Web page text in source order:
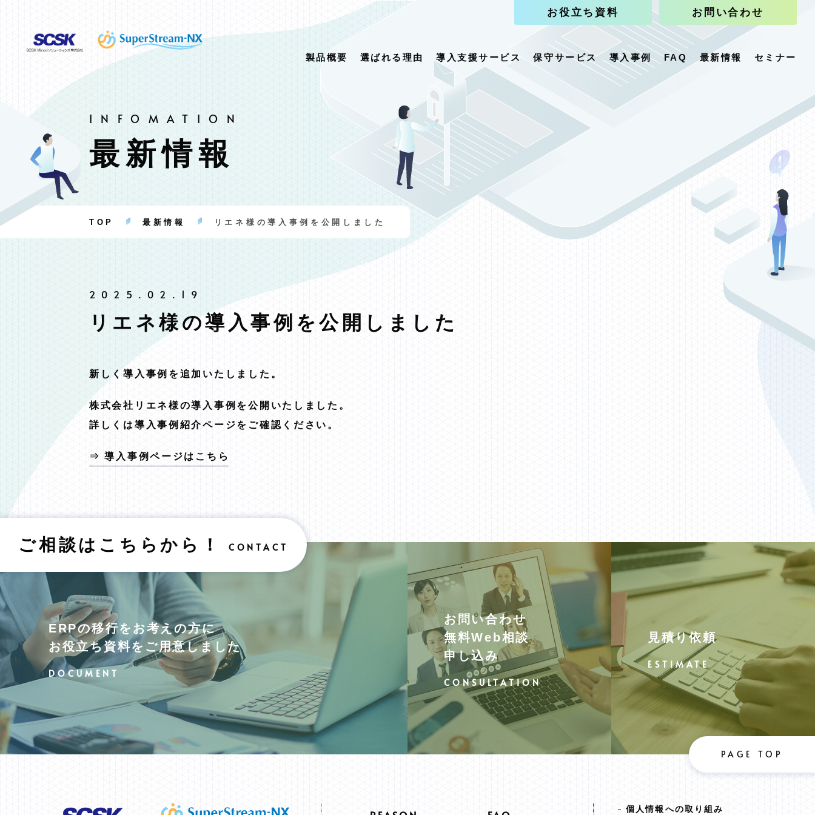
製品概要 選ばれる理由 導入支援サービス 保守サービス 導入事例 FAQ 最新情報 セミナー
お役立ち資料 お問い合わせ
最新情報
TOP 最新情報 リエネ様の導入事例を公開しました
リエネ様の導入事例を公開しました
新しく導入事例を追加いたしました。
株式会社リエネ様の導入事例を公開いたしました。
詳しくは導入事例紹介ページをご確認ください。
⇒ 導入事例ページはこちら
ご相談はこちらから！
ERPの移行をお考えの方に
お役立ち資料をご用意しました
お問い合わせ
無料Web相談
申し込み
見積り依頼
PAGE TOP
個人情報への取り組み